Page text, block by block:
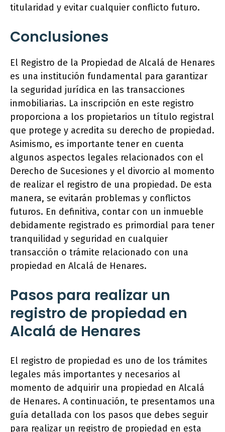
titularidad y evitar cualquier conflicto futuro.
Conclusiones
El Registro de la Propiedad de Alcalá de Henares
es una institución fundamental para garantizar
la seguridad jurídica en las transacciones
inmobiliarias. La inscripción en este registro
proporciona a los propietarios un título registral
que protege y acredita su derecho de propiedad.
Asimismo, es importante tener en cuenta
algunos aspectos legales relacionados con el
Derecho de Sucesiones y el divorcio al momento
de realizar el registro de una propiedad. De esta
manera, se evitarán problemas y conflictos
futuros. En definitiva, contar con un inmueble
debidamente registrado es primordial para tener
tranquilidad y seguridad en cualquier
transacción o trámite relacionado con una
propiedad en Alcalá de Henares.
Pasos para realizar un
registro de propiedad en
Alcalá de Henares
El registro de propiedad es uno de los trámites
legales más importantes y necesarios al
momento de adquirir una propiedad en Alcalá
de Henares. A continuación, te presentamos una
guía detallada con los pasos que debes seguir
para realizar un registro de propiedad en esta